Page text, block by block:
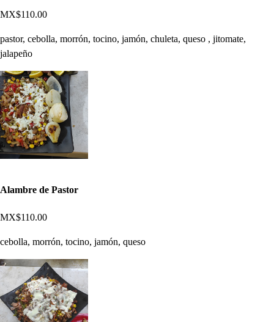
MX$110.00
pastor, cebolla, morrón, tocino, jamón, chuleta, queso , jitomate,
jalapeño
Alambre de Pastor
MX$110.00
cebolla, morrón, tocino, jamón, queso